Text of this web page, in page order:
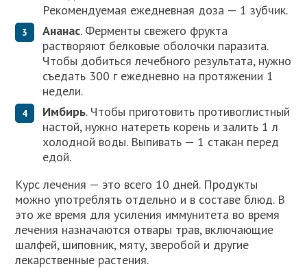
Рекомендуемая ежедневная доза — 1 зубчик.
Ананас. Ферменты свежего фрукта
растворяют белковые оболочки паразита.
Чтобы добиться лечебного результата, нужно
съедать 300 г ежедневно на протяжении 1
недели.
Имбирь. Чтобы приготовить противоглистный
настой, нужно натереть корень и залить 1 л
холодной воды. Выпивать — 1 стакан перед
едой.
Курс лечения — это всего 10 дней. Продукты
можно употреблять отдельно и в составе блюд. В
это же время для усиления иммунитета во время
лечения назначаются отвары трав, включающие
шалфей, шиповник, мяту, зверобой и другие
лекарственные растения.